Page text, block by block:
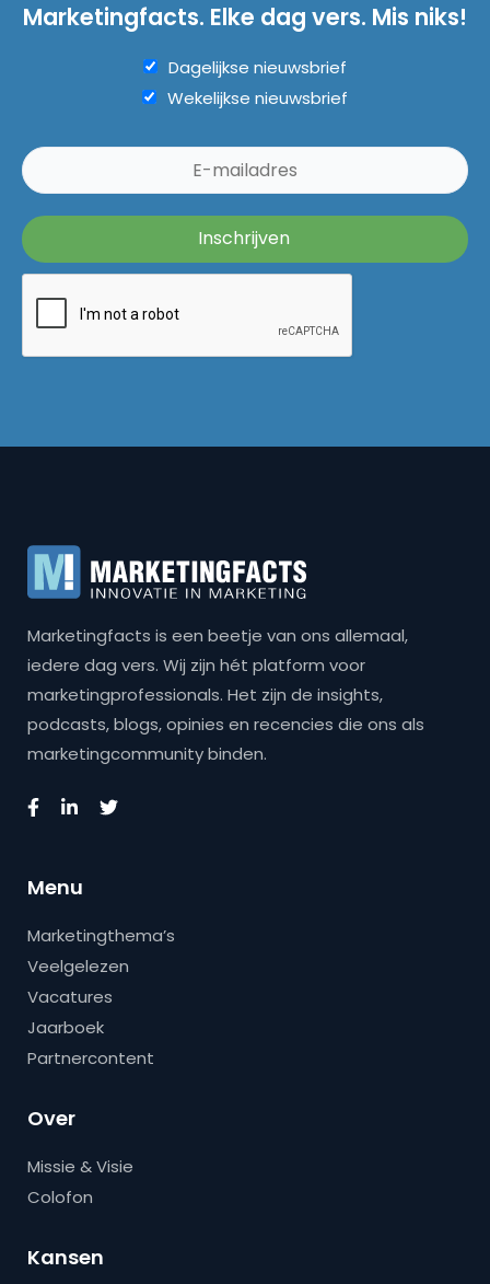
Marketingfacts. Elke dag vers. Mis niks!
Dagelijkse nieuwsbrief
Wekelijkse nieuwsbrief
Marketingfacts is een beetje van ons allemaal,
iedere dag vers. Wij zijn hét platform voor
marketingprofessionals. Het zijn de insights,
podcasts, blogs, opinies en recencies die ons als
marketingcommunity binden.
Menu
Marketingthema’s
Veelgelezen
Vacatures
Jaarboek
Partnercontent
Over
Missie & Visie
Colofon
Kansen